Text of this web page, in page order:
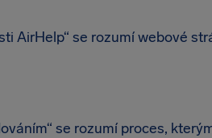
AirHelp“ se rozumí webové
se rozumí proces,